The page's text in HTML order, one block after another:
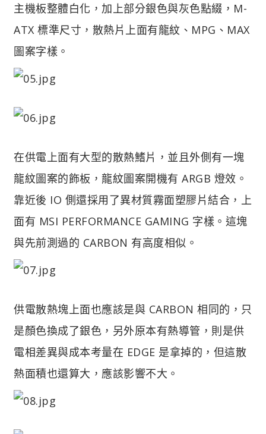
主機板整體白化，加上部分銀色與灰色點綴，M-
ATX 標準尺寸，散熱片上面有龍紋、MPG、MAX
圖案字樣。
在供電上面有大型的散熱鰭片，並且外側有一塊
龍紋圖案的飾板，龍紋圖案開機有 ARGB 燈效。
靠近後 IO 側還採用了異材質霧面塑膠片結合，上
面有 MSI PERFORMANCE GAMING 字樣。這塊
與先前測過的 CARBON 有高度相似。
供電散熱塊上面也應該是與 CARBON 相同的，只
是顏色換成了銀色，另外原本有熱導管，則是供
電相差異與成本考量在 EDGE 是拿掉的，但這散
熱面積也還算大，應該影響不大。